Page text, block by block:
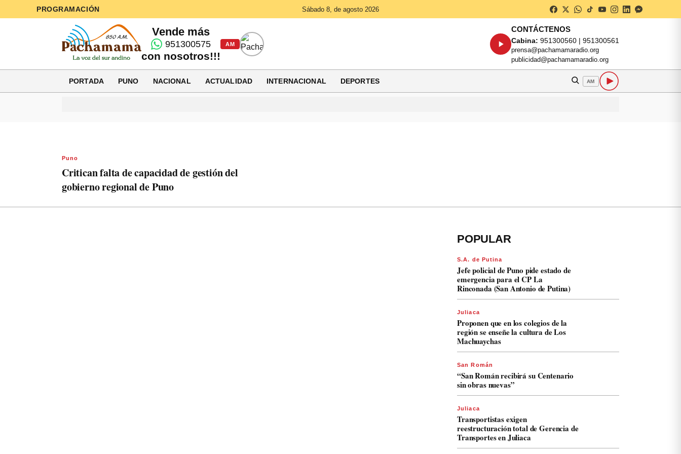
PROGRAMACIÓN Sábado 8, de agosto 2026
Vende más
951300575
con nosotros!!!
AM
CONTÁCTENOS
Cabina: 951300560 | 951300561
prensa@pachamamaradio.org
publicidad@pachamamaradio.org
PORTADA PUNO NACIONAL ACTUALIDAD INTERNACIONAL DEPORTES AM
Puno
Critican falta de capacidad de gestión del
gobierno regional de Puno
POPULAR
S.A. de Putina
Jefe policial de Puno pide estado de
emergencia para el CP La
Rinconada (San Antonio de Putina)
Juliaca
Proponen que en los colegios de la
región se enseñe la cultura de Los
Machuaychas
San Román
“San Román recibirá su Centenario
sin obras nuevas”
Juliaca
Transportistas exigen
reestructuración total de Gerencia de
Transportes en Juliaca